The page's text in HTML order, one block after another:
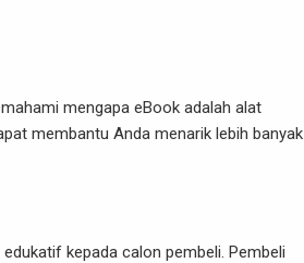
mengapa eBook adalah alat
membantu Anda menarik lebih banyak
kepada calon pembeli. Pembeli